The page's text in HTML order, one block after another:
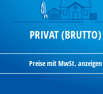
PRIVAT (BRUTTO)
Preise mit MwSt. anzeigen